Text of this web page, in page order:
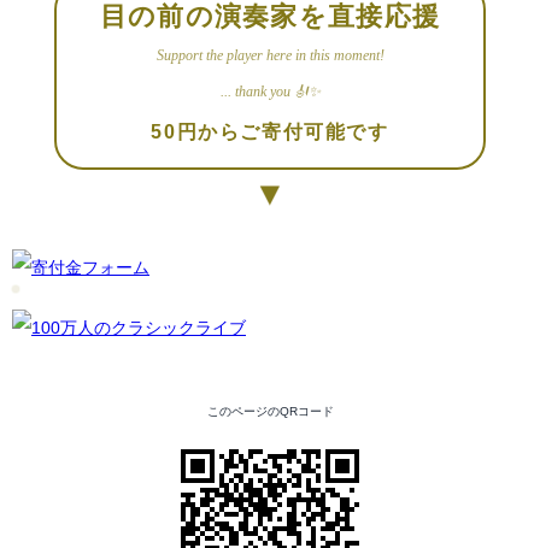
目の前の演奏家を直接応援
Support the player here in this moment!
... thank you 🎻✨
50円からご寄付可能です
▼
このページのQRコード